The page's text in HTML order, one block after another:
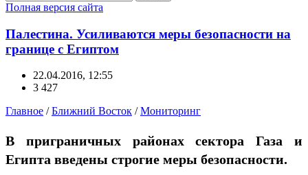
Полная версия сайта
Палестина. Усиливаются меры безопасности на
границе с Египтом
22.04.2016, 12:55
3 427
Главное /Ближний Восток /Мониторинг
В приграничных районах сектора Газа и
Египта введены строгие меры безопасности.